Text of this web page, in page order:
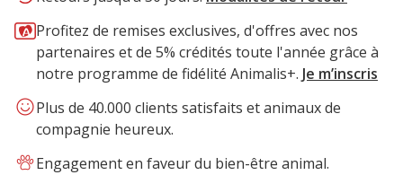
Profitez de remises exclusives, d'offres avec nos
partenaires et de 5% crédités toute l'année grâce à
notre programme de fidélité Animalis+. Je m’inscris
Plus de 40.000 clients satisfaits et animaux de
compagnie heureux.
Engagement en faveur du bien-être animal.